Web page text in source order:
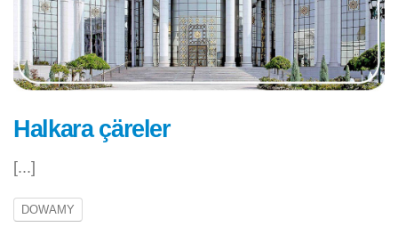
Halkara çäreler
[...]
DOWAMY